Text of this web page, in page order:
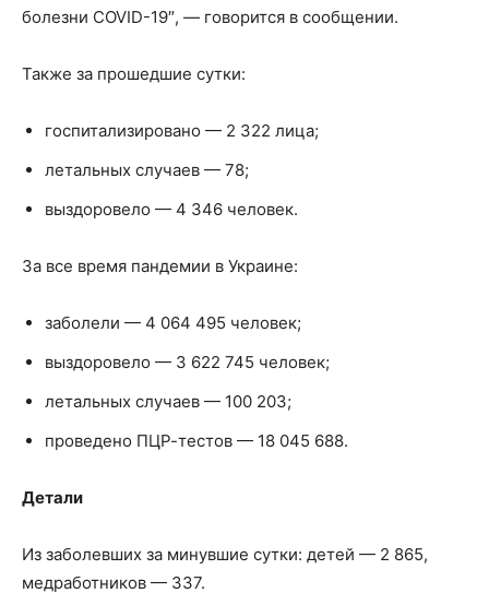
болезни COVID-19″, — говорится в сообщении.
Также за прошедшие сутки:
госпитализировано — 2 322 лица;
летальных случаев — 78;
выздоровело — 4 346 человек.
За все время пандемии в Украине:
заболели — 4 064 495 человек;
выздоровело — 3 622 745 человек;
летальных случаев — 100 203;
проведено ПЦР-тестов — 18 045 688.
Детали
Из заболевших за минувшие сутки: детей — 2 865,
медработников — 337.